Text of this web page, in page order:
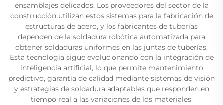
ensamblajes delicados. Los proveedores del sector de la
construcción utilizan estos sistemas para la fabricación de
estructuras de acero, y los fabricantes de tuberías
dependen de la soldadura robótica automatizada para
obtener soldaduras uniformes en las juntas de tuberías.
Esta tecnología sigue evolucionando con la integración de
inteligencia artificial, lo que permite mantenimiento
predictivo, garantía de calidad mediante sistemas de visión
y estrategias de soldadura adaptables que responden en
tiempo real a las variaciones de los materiales.